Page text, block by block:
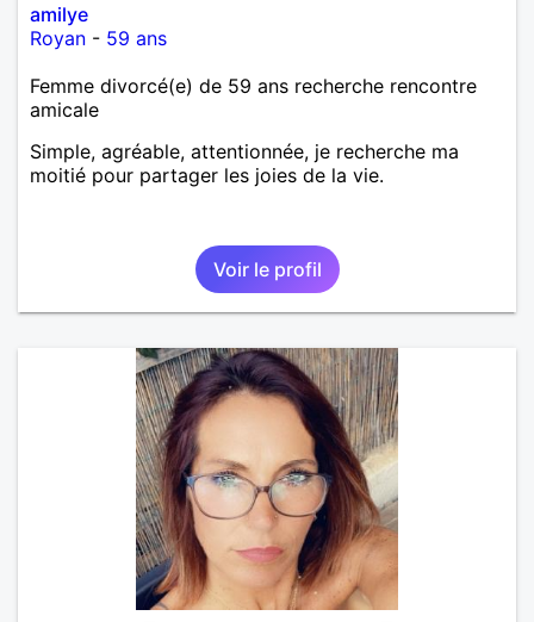
amilye
Royan - 59 ans
Femme divorcé(e) de 59 ans recherche rencontre
amicale
Simple, agréable, attentionnée, je recherche ma
moitié pour partager les joies de la vie.
Voir le profil